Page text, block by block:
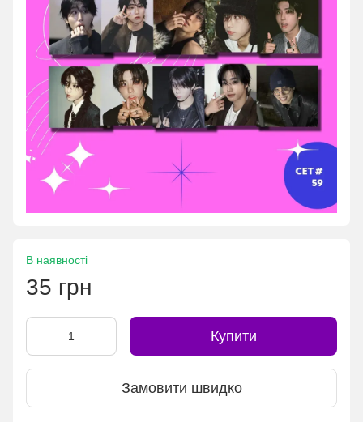
В наявності
35 грн
Купити
Замовити швидко